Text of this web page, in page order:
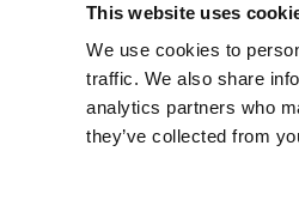
This website uses
We use cookies to
traffic. We also share
analytics partners who
they’ve collected from
des petites annonces
nous